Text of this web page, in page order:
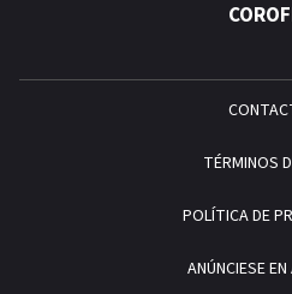
TÉRMINOS
POLÍTICA DE
ANÚNCIESE